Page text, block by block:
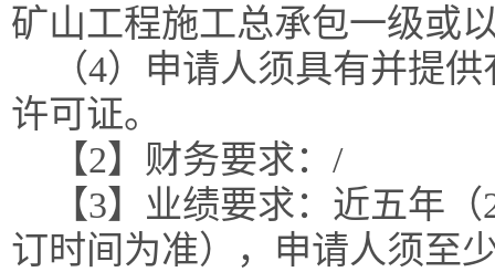
矿山工程施工总承包一级或
（4）申请人须具有并提
许可证。
【2】财务要求：/
【3】业绩要求：近五年
订时间为准），申请人须至